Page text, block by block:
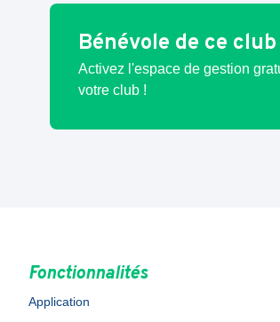
Bénévole de ce club
Activez l'espace de gestion
votre club !
Fonctionnalités
Application